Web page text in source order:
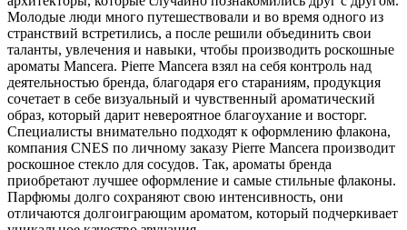
Молодые люди много путешествовали и во время одного из
странствий встретились, а после решили объединить свои
таланты, увлечения и навыки, чтобы производить роскошные
ароматы Mancera. Pierre Mancera взял на себя контроль над
деятельностью бренда, благодаря его стараниям, продукция
сочетает в себе визуальный и чувственный ароматический
образ, который дарит невероятное благоухание и восторг.
Специалисты внимательно подходят к оформлению флакона,
компания CNES по личному заказу Pierre Mancera производит
роскошное стекло для сосудов. Так, ароматы бренда
приобретают лучшее оформление и самые стильные флаконы.
Парфюмы долго сохраняют свою интенсивность, они
отличаются долгоиграющим ароматом, который подчеркивает